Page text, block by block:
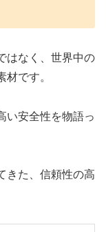
はなく、世界中の
です。
い安全性を物語っ
きた、信頼性の高